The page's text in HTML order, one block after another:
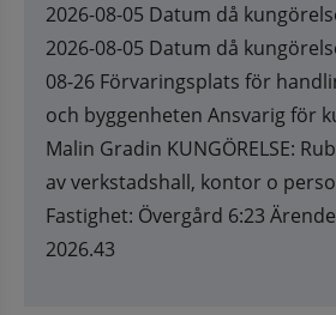
2026-08-05 Datum då
2026-08-05 Datum då
08-26 Förvaringsplats för
och byggenheten Ansvarig för
Malin Gradin KUNGÖRELSE:
av verkstadshall, kontor o
Fastighet: Övergård 6:23
2026.43